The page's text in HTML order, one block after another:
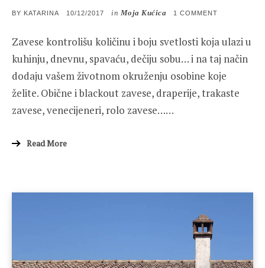
BY KATARINA
POSTED
10/12/2017 in Moja Kućica 1 COMMENT
DRAPERIJE,
Zavese kontrolišu količinu i boju svetlosti koja ulazi u
kuhinju, dnevnu, spavaću, dečiju sobu… i na taj način
dodaju vašem životnom okruženju osobine koje
želite. Obične i blackout zavese, draperije, trakaste
zavese, venecijeneri, rolo zavese……
Read More